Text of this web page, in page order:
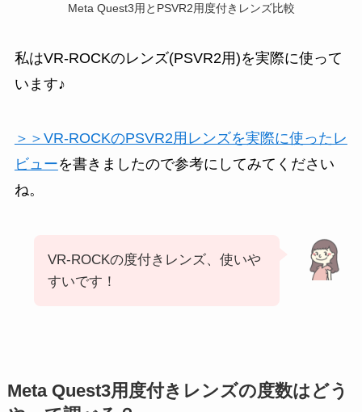
Meta Quest3用とPSVR2用度付きレンズ比較
私はVR-ROCKのレンズ(PSVR2用)を実際に使って
います♪
＞＞VR-ROCKのPSVR2用レンズを実際に使ったレ
ビューを書きましたので参考にしてみてください
ね。
VR-ROCKの度付きレンズ、使いや
すいです！
Meta Quest3用度付きレンズの度数はどう